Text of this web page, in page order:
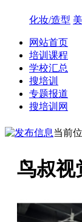
化妆/造型
网站首页
培训课程
学校汇总
搜培训
专题报道
搜培训网
当前
鸟叔视